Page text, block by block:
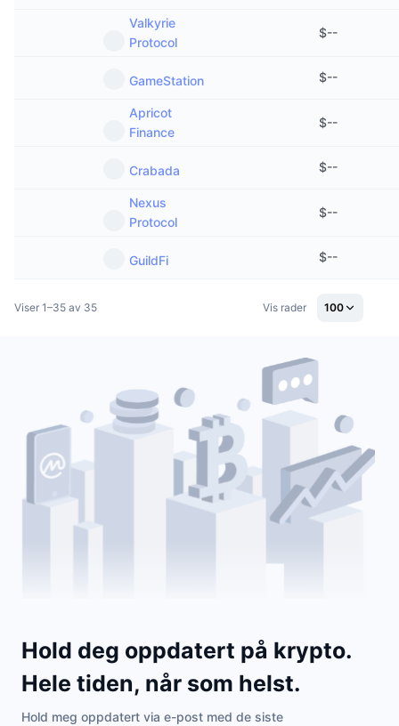
Valkyrie
Protocol
$--
GameStation $--
Apricot
Finance
$--
Crabada $--
Nexus
Protocol
$--
GuildFi $--
Viser 1–35 av 35 Vis rader 100
Hold deg oppdatert på krypto.
Hele tiden, når som helst.
Hold meg oppdatert via e-post med de siste